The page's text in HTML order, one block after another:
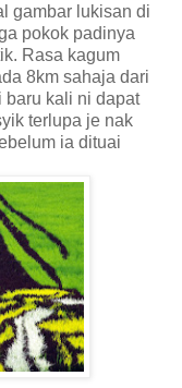
gambar lukisan di
pokok padinya
Rasa kagum
8km sahaja dari
baru kali ni dapat
terlupa je nak
ia dituai